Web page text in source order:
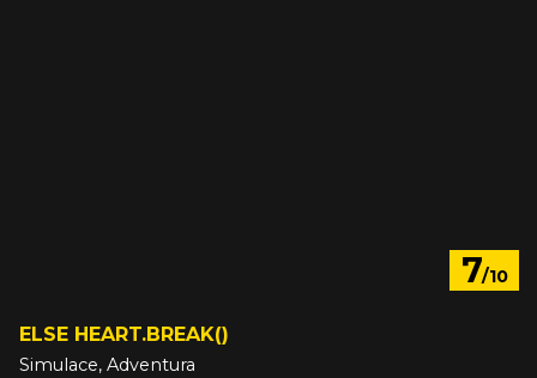
7/10
ELSE HEART.BREAK()
Simulace, Adventura